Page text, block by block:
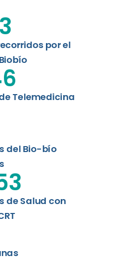
por el
Telemedicina
del Bio-bío
de Salud con